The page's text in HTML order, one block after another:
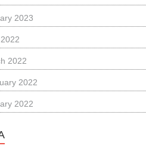
2023
2022
2022
2022